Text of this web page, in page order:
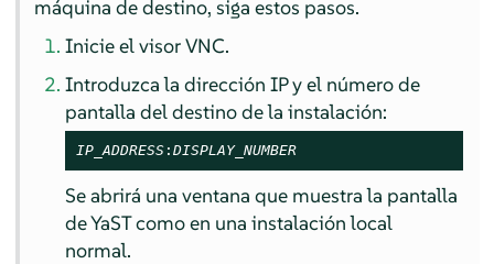
máquina de destino, siga estos pasos.
Inicie el visor VNC.
Introduzca la dirección IP y el número de
pantalla del destino de la instalación:
IP_ADDRESS :DISPLAY_NUMBER
Se abrirá una ventana que muestra la pantalla
de YaST como en una instalación local
normal.